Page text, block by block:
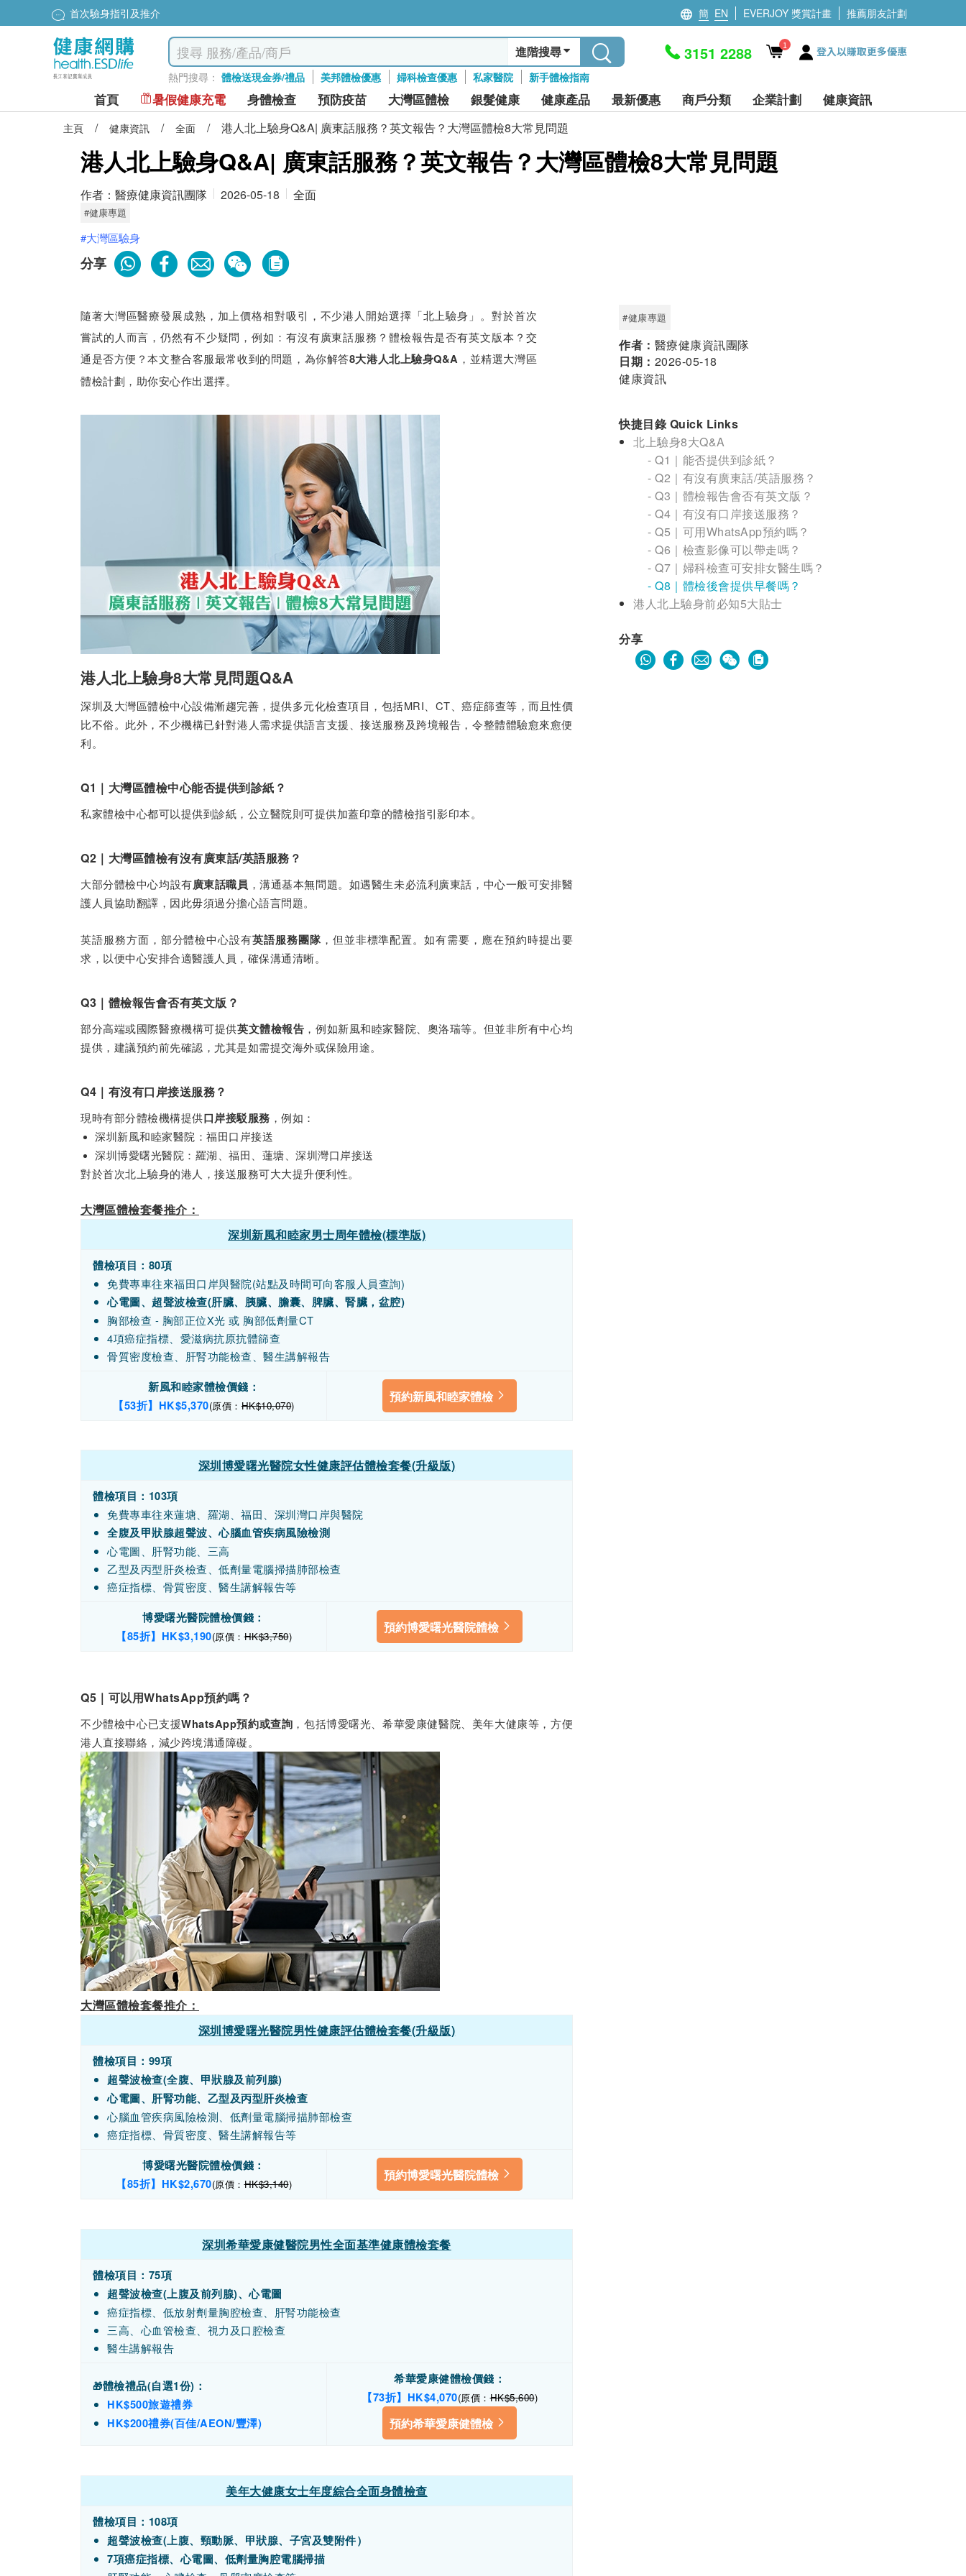
首次驗身指引及推介 簡 EN EVERJOY 獎賞計畫 推薦朋友計劃
進階搜尋
熱門搜尋： 體檢送現金券/禮品 美邦體檢優惠 婦科檢查優惠 私家醫院 新手體檢指南
3151 2288 1 登入以賺取更多優惠
首頁 暑假健康充電 身體檢查 預防疫苗 大灣區體檢 銀髮健康 健康產品 最新優惠 商戶分類 企業計劃 健康資訊
主頁 / 健康資訊 / 全面 / 港人北上驗身Q&A| 廣東話服務？英文報告？大灣區體檢8大常見問題
港人北上驗身Q&A| 廣東話服務？英文報告？大灣區體檢8大常見問題
作者： 醫療健康資訊團隊 2026-05-18 全面
#健康專題
#大灣區驗身
分享
隨著大灣區醫療發展成熟，加上價格相對吸引，不少港人開始選擇「北上驗身」。對於首次
嘗試的人而言，仍然有不少疑問，例如：有沒有廣東話服務？體檢報告是否有英文版本？交
通是否方便？本文整合客服最常收到的問題，為你解答8大港人北上驗身Q&A ，並精選大灣區
體檢計劃，助你安心作出選擇。
#健康專題
作者： 醫療健康資訊團隊
日期： 2026-05-18
健康資訊
快捷目錄 Quick Links
北上驗身8大Q&A
- Q1｜能否提供到診紙？
- Q2｜有沒有廣東話/英語服務？
- Q3｜體檢報告會否有英文版？
- Q4｜有沒有口岸接送服務？
- Q5｜可用WhatsApp預約嗎？
- Q6｜檢查影像可以帶走嗎？
- Q7｜婦科檢查可安排女醫生嗎？
- Q8｜體檢後會提供早餐嗎？
港人北上驗身前必知5大貼士
分享
港人北上驗身8大常見問題Q&A
深圳及大灣區體檢中心設備漸趨完善，提供多元化檢查項目，包括MRI、CT、癌症篩查等，而且性價
比不俗。此外，不少機構已針對港人需求提供語言支援、接送服務及跨境報告，令整體體驗愈來愈便
利。
Q1｜大灣區體檢中心能否提供到診紙？
私家體檢中心都可以提供到診紙，公立醫院則可提供加蓋印章的體檢指引影印本。
Q2｜大灣區體檢有沒有廣東話/英語服務？
大部分體檢中心均設有廣東話職員 ，溝通基本無問題。如遇醫生未必流利廣東話，中心一般可安排醫
護人員協助翻譯，因此毋須過分擔心語言問題。
英語服務方面，部分體檢中心設有英語服務團隊，但並非標準配置。如有需要，應在預約時提出要
求，以便中心安排合適醫護人員，確保溝通清晰。
Q3｜體檢報告會否有英文版？
部分高端或國際醫療機構可提供英文體檢報告 ，例如新風和睦家醫院、奧洛瑞等。但並非所有中心均
提供，建議預約前先確認，尤其是如需提交海外或保險用途。
Q4｜有沒有口岸接送服務？
現時有部分體檢機構提供口岸接駁服務 ，例如：
深圳新風和睦家醫院：福田口岸接送
深圳博愛曙光醫院：羅湖、福田、蓮塘、深圳灣口岸接送
對於首次北上驗身的港人，接送服務可大大提升便利性。
大灣區體檢套餐推介：
深圳新風和睦家男士周年體檢(標準版)
體檢項目：80項
免費專車往來福田口岸與醫院(站點及時間可向客服人員查詢)
心電圖、超聲波檢查(肝臟、胰臟、膽囊、脾臟、腎臟，盆腔)
胸部檢查 - 胸部正位X光 或 胸部低劑量CT
4項癌症指標、愛滋病抗原抗體篩查
骨質密度檢查、肝腎功能檢查、醫生講解報告
新風和睦家體檢價錢：
【53折】HK$5,370(原價：HK$10,070)
預約新風和睦家體檢
深圳博愛曙光醫院女性健康評估體檢套餐(升級版)
體檢項目：103項
免費專車往來蓮塘、羅湖、福田、深圳灣口岸與醫院
全腹及甲狀腺超聲波、心腦血管疾病風險檢測
心電圖、肝腎功能、三高
乙型及丙型肝炎檢查、低劑量電腦掃描肺部檢查
癌症指標、骨質密度、醫生講解報告等
博愛曙光醫院體檢價錢：
【85折】HK$3,190(原價：HK$3,750)
預約博愛曙光醫院體檢
Q5｜可以用WhatsApp預約嗎？
不少體檢中心已支援WhatsApp預約或查詢 ，包括博愛曙光、希華愛康健醫院、美年大健康等，方便
港人直接聯絡，減少跨境溝通障礙。
大灣區體檢套餐推介：
深圳博愛曙光醫院男性健康評估體檢套餐(升級版)
體檢項目：99項
超聲波檢查(全腹、甲狀腺及前列腺)
心電圖、肝腎功能、乙型及丙型肝炎檢查
心腦血管疾病風險檢測、低劑量電腦掃描肺部檢查
癌症指標、骨質密度、醫生講解報告等
博愛曙光醫院體檢價錢：
【85折】HK$2,670(原價：HK$3,140)
預約博愛曙光醫院體檢
深圳希華愛康健醫院男性全面基準健康體檢套餐
體檢項目：75項
超聲波檢查(上腹及前列腺)、心電圖
癌症指標、低放射劑量胸腔檢查、肝腎功能檢查
三高、心血管檢查、視力及口腔檢查
醫生講解報告
🎁體檢禮品(自選1份) ：
HK$500旅遊禮券
HK$200禮券(百佳/AEON/豐澤)
希華愛康健體檢價錢：
【73折】HK$4,070(原價：HK$5,600)
預約希華愛康健體檢
美年大健康女士年度綜合全面身體檢查
體檢項目：108項
超聲波檢查(上腹、頸動脈、甲狀腺、子宮及雙附件）
7項癌症指標、心電圖、低劑量胸腔電腦掃描